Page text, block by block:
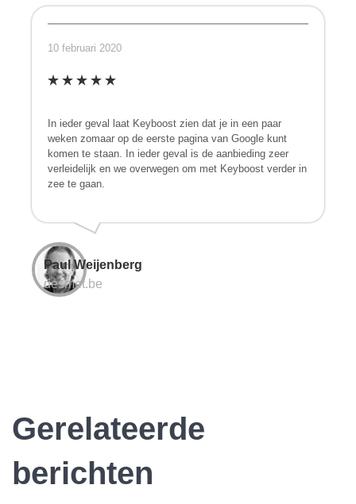
10 februari 2020
In ieder geval laat Keyboost zien dat je in een paar
weken zomaar op de eerste pagina van Google kunt
komen te staan. In ieder geval is de aanbieding zeer
verleidelijk en we overwegen om met Keyboost verder in
zee te gaan.
Paul Weijenberg
desmet.be
Gerelateerde
berichten